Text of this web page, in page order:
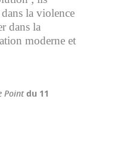
la violence
dans la
moderne et
Pointdu 11